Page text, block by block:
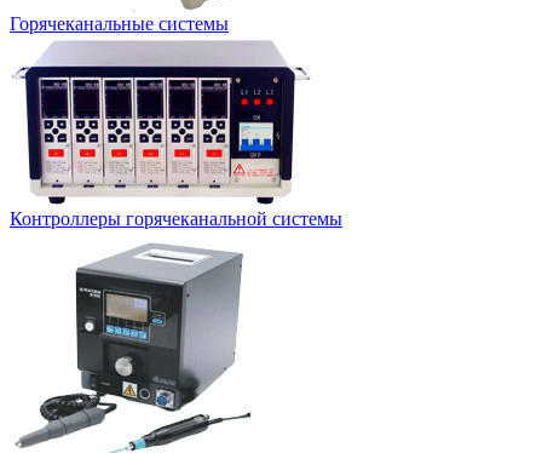
Горячеканальные системы
Контроллеры горячеканальной системы